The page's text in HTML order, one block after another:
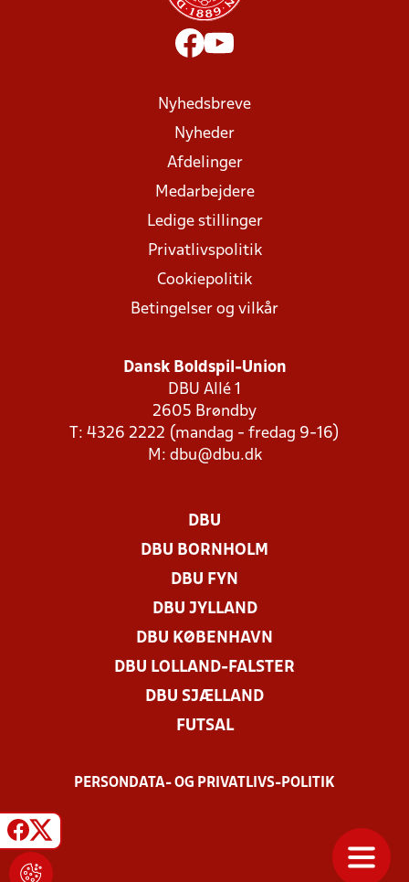
Nyhedsbreve
Nyheder
Afdelinger
Medarbejdere
Ledige stillinger
Privatlivspolitik
Cookiepolitik
Betingelser og vilkår
Dansk Boldspil-Union
DBU Allé 1
2605 Brøndby
T: 4326 2222 (mandag - fredag 9-16)
M: dbu@dbu.dk
DBU
DBU BORNHOLM
DBU FYN
DBU JYLLAND
DBU KØBENHAVN
DBU LOLLAND-FALSTER
DBU SJÆLLAND
FUTSAL
PERSONDATA- OG PRIVATLIVS-POLITIK